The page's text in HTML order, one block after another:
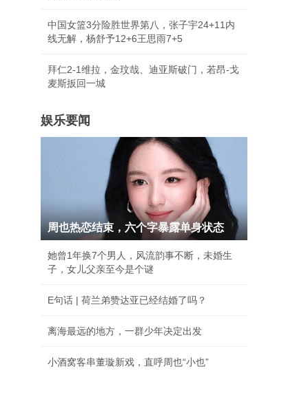
中国女篮3分险胜世界第八，张子宇24+11内
线无解，杨舒予12+6王思雨7+5
拜仁2-1维拉，金玟哉、迪亚斯破门，若昂-戈
麦斯扳回一城
娱乐要闻
周也热恋结束，六个字暴露单身状态
她曾1年换7个男人，风流韵事不断，未婚生
子，女儿父亲至今是个谜
E句话 | 荷兰弟赞达亚已经结婚了吗？
离海最远的地方，一群少年决定出发
小酒窝客串董璇新戏，直呼周也“小也”